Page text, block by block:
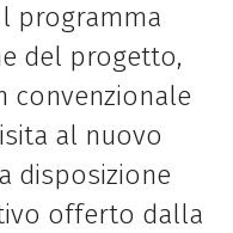
programma
del progetto,
convenzionale
al nuovo
disposizione
offerto dalla